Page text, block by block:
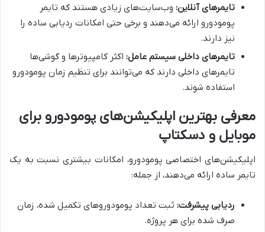
تایمرهای آنلاین: وب‌سایت‌های زیادی هستند که تایمر
پومودورو ارائه می‌دهند و برخی حتی امکانات ردیابی ساده را
نیز دارند.
تایمرهای داخلی سیستم عامل: اکثر کامپیوترها و گوشی‌ها
تایمرهای داخلی دارند که می‌توانند برای تنظیم زمان پومودورو
استفاده شوند.
معرفی بهترین اپلیکیشن‌های پومودورو برای
موبایل و دسکتاپ
اپلیکیشن‌های اختصاصی پومودورو، امکانات بیشتری نسبت به یک
تایمر ساده ارائه می‌دهند، از جمله:
ردیابی پیشرفت: ثبت تعداد پومودوروهای تکمیل شده، زمان
صرف شده برای هر پروژه.